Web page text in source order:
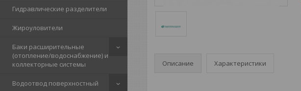
Гидравлические разделители
Жироуловители
Баки расширительные
(отопление/водоснабжение) и
коллекторные системы
Водоотвод поверхностный
Описание Характеристики